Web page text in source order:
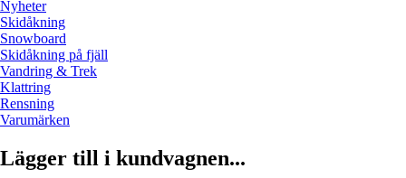
Nyheter
Skidåkning
Snowboard
Skidåkning på fjäll
Vandring & Trek
Klattring
Rensning
Varumärken
Lägger till i kundvagnen...